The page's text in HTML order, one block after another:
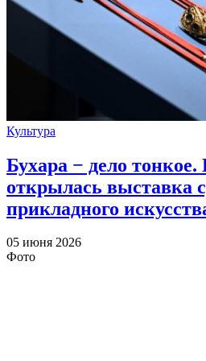
Культура
Бухара − дело
открылась выставка
прикладного
05 июня 2026
Фото